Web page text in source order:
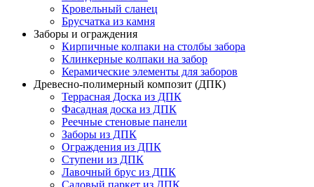
Кровельный сланец
Брусчатка из камня
Заборы и ограждения
Кирпичные колпаки на столбы забора
Клинкерные колпаки на забор
Керамические элементы для заборов
Древесно-полимерный композит (ДПК)
Террасная Доска из ДПК
Фасадная доска из ДПК
Реечные стеновые панели
Заборы из ДПК
Ограждения из ДПК
Ступени из ДПК
Лавочный брус из ДПК
Садовый паркет из ДПК